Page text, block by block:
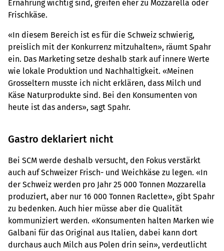
Ernährung wichtig sind, greifen eher zu Mozzarella oder
Frischkäse.
«In diesem Bereich ist es für die Schweiz schwierig,
preislich mit der Konkurrenz mitzuhalten», räumt Spahr
ein. Das Marketing setze deshalb stark auf innere Werte
wie lokale Produktion und Nachhaltigkeit. «Meinen
Grosseltern musste ich nicht erklären, dass Milch und
Käse Naturprodukte sind. Bei den Konsumenten von
heute ist das anders», sagt Spahr.
Gastro deklariert nicht
Bei SCM werde deshalb versucht, den Fokus verstärkt
auch auf Schweizer Frisch- und Weichkäse zu legen. «In
der Schweiz werden pro Jahr 25 000 Tonnen Mozzarella
produziert, aber nur 16 000 Tonnen Raclette», gibt Spahr
zu bedenken. Auch hier müsse aber die Qualität
kommuniziert werden. «Konsumenten halten Marken wie
Galbani für das Original aus Italien, dabei kann dort
durchaus auch Milch aus Polen drin sein», verdeutlicht